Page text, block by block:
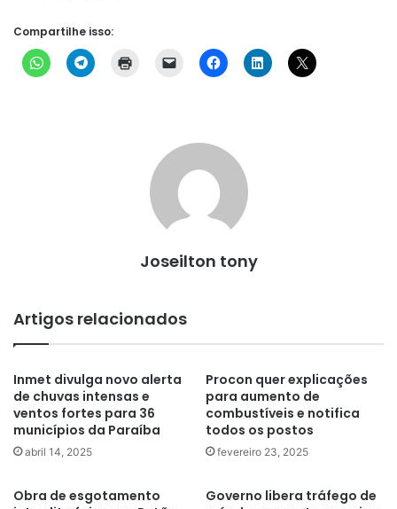
Compartilhe isso:
Joseilton tony
Artigos relacionados
Inmet divulga novo alerta
de chuvas intensas e
ventos fortes para 36
municípios da Paraíba
abril 14, 2025
Procon quer explicações
para aumento de
combustíveis e notifica
todos os postos
fevereiro 23, 2025
Obra de esgotamento
Governo libera tráfego de